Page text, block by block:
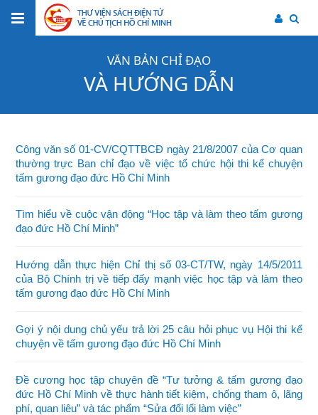
VĂN BẢN CHỈ ĐẠO
VÀ HƯỚNG DẪN
Công văn số 01-CV/CQTTBCĐ ngày 21/8/2007 của Cơ quan
thường trực Ban chỉ đạo về việc tổ chức hội thi kể chuyện
tấm gương đạo đức Hồ Chí Minh
Tìm hiểu về cuộc vận động “Học tập và làm theo tấm gương
đạo đức Hồ Chí Minh”
Hướng dẫn thực hiện Chỉ thị số 03-CT/TW, ngày 14/5/2011
của Bộ Chính trị về tiếp đấy mạnh việc học tập và làm theo
tấm gương đạo đức Hồ Chí Minh
Gợi ý nội dung chủ yếu trả lời 25 câu hỏi phục vụ Hội thi kể
chuyện về tấm gương đạo đức Hồ Chí Minh
Đề cương học tập chuyên đề “Tư tưởng & tấm gương đạo
đức Hồ Chí Minh về thực hành tiết kiệm, chống tham ô, lãng
phí, quan liêu” và tác phẩm “Sửa đổi lối làm việc”